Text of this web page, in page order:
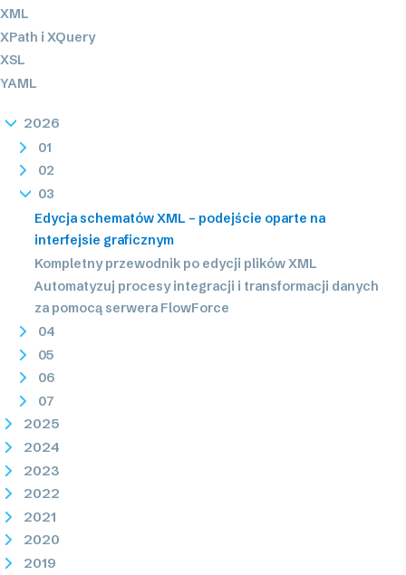
XML
XPath i XQuery
XSL
YAML
2026
01
02
03
Edycja schematów XML – podejście oparte na
interfejsie graficznym
Kompletny przewodnik po edycji plików XML
Automatyzuj procesy integracji i transformacji danych
za pomocą serwera FlowForce
04
05
06
07
2025
2024
2023
2022
2021
2020
2019